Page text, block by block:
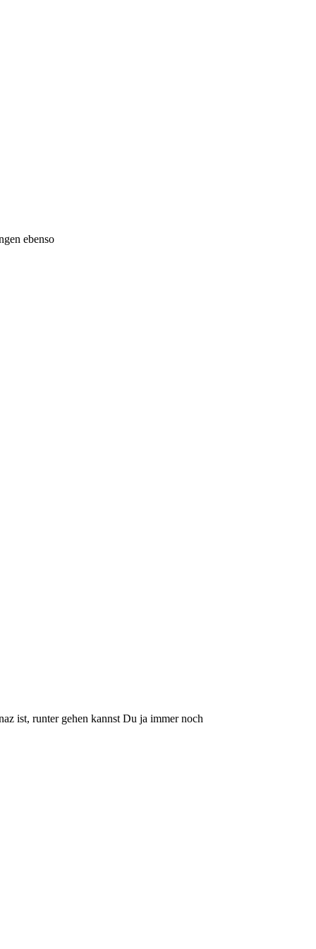
ebenso
ist, runter gehen kannst Du ja immer noch